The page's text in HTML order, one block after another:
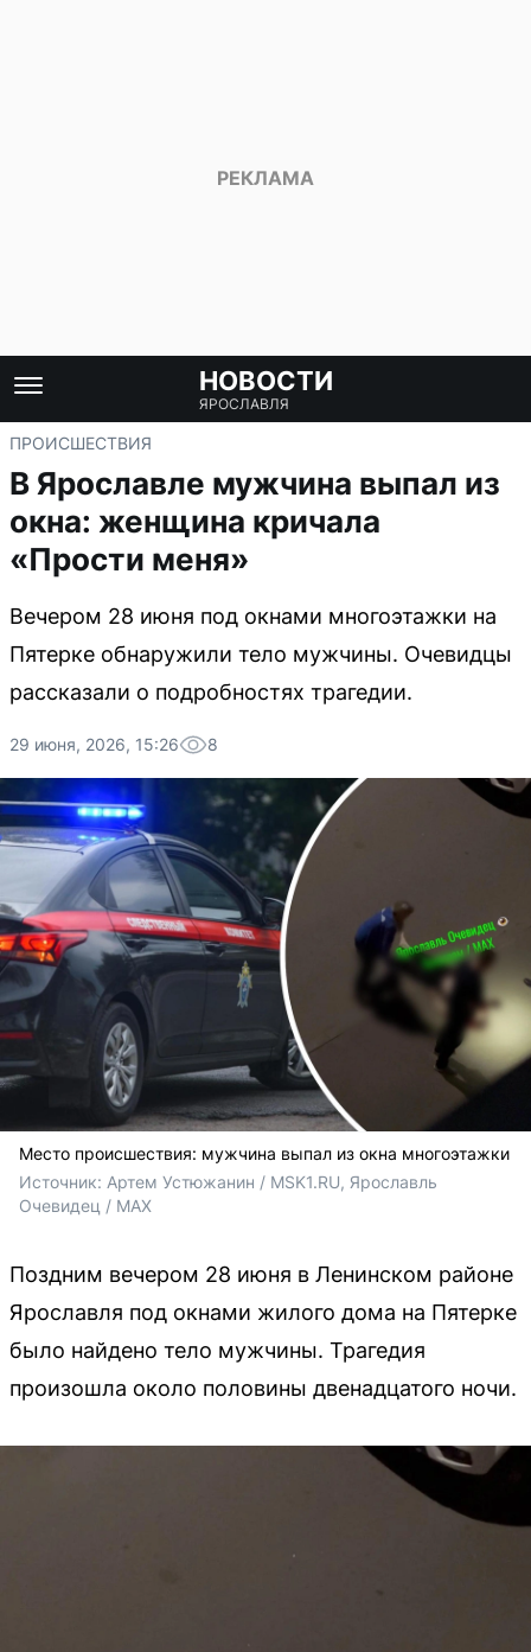
НОВОСТИ
ЯРОСЛАВЛЯ
ПРОИСШЕСТВИЯ
В Ярославле мужчина выпал из
окна: женщина кричала
«Прости меня»
Вечером 28 июня под окнами многоэтажки на
Пятерке обнаружили тело мужчины. Очевидцы
рассказали о подробностях трагедии.
29 июня, 2026, 15:26 8
Место происшествия: мужчина выпал из окна многоэтажки
Источник: Артем Устюжанин / MSK1.RU, Ярославль
Очевидец / MAX
Поздним вечером 28 июня в Ленинском районе
Ярославля под окнами жилого дома на Пятерке
было найдено тело мужчины. Трагедия
произошла около половины двенадцатого ночи.